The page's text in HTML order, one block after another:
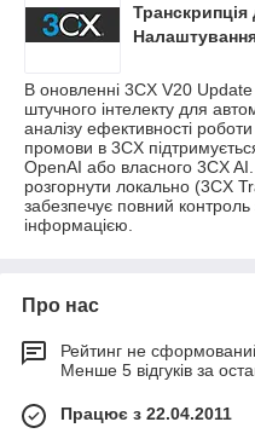
Транскрипція
В оновленні 3CX V20 Update
штучного інтелекту для
аналізу ефективності
промови в 3CX
OpenAI або власного 3CX
розгорнути локально (3CX
забезпечує повний
інформацією.
Про нас
Рейтинг не
Менше 5 відгуків за
Працює з 22.04.2011